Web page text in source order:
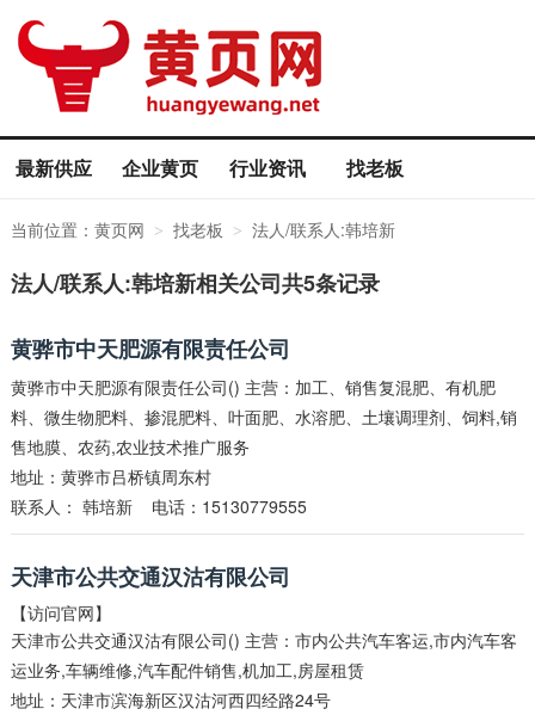
最新供应 企业黄页 行业资讯 找老板
当前位置： 黄页网 > 找老板 > 法人/联系人:韩培新
法人/联系人:韩培新相关公司共5条记录
黄骅市中天肥源有限责任公司
黄骅市中天肥源有限责任公司() 主营：加工、销售复混肥、有机肥
料、微生物肥料、掺混肥料、叶面肥、水溶肥、土壤调理剂、饲料,销
售地膜、农药,农业技术推广服务
地址：黄骅市吕桥镇周东村
联系人： 韩培新电话：15130779555
天津市公共交通汉沽有限公司
【访问官网】
天津市公共交通汉沽有限公司() 主营：市内公共汽车客运,市内汽车客
运业务,车辆维修,汽车配件销售,机加工,房屋租赁
地址：天津市滨海新区汉沽河西四经路24号